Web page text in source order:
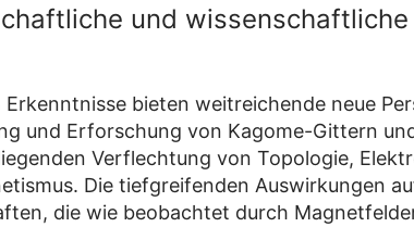
und wissenschaftliche
Erkenntnisse bieten weitreichende neue
und Erforschung von Kagome-Gittern
Verflechtung von Topologie,
Die tiefgreifenden Auswirkungen
die wie beobachtet durch